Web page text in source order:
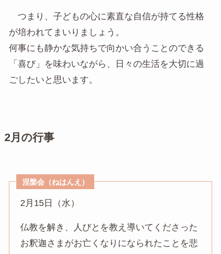
つまり、子どもの心に素直な自信が持てる性格
が培われてまいりましょう。
何事にも静かな気持ちで向かい合うことのできる
「喜び」を味わいながら、日々の生活を大切に過
ごしたいと思います。
2月の行事
涅槃会（ねはんえ）
2月15日（水）
仏教を解き、人びとを教え導いてくださった
お釈迦さまがお亡くなりになられたことを悲